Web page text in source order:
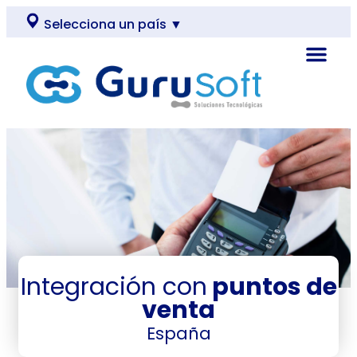
Selecciona un país ▼
Integración con puntos de
venta
España